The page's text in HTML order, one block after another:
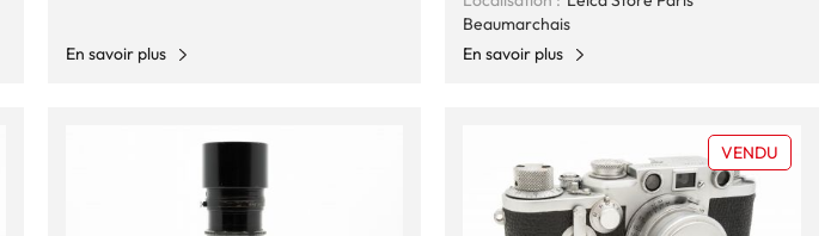
En savoir plus
Beaumarchais
En savoir plus
VENDU